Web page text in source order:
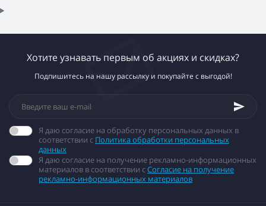
Хотите узнавать первым об акциях и скидках?
Подпишитесь на нашу рассылку и покупайте с выгодой!
Я даю согласие на обработку персональных данных в
соответствии с Политика обработки персональных
данных
Я даю согласие на получение рекламно-информационных
материалов в соответствии сСогласие на получение
рекламно-информационных материалов